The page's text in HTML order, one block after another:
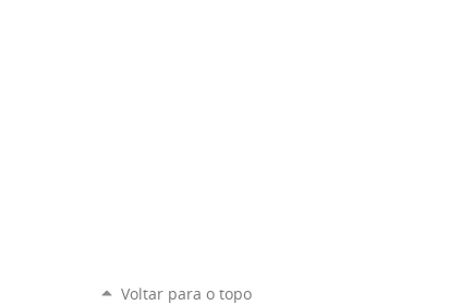
Voltar para o topo